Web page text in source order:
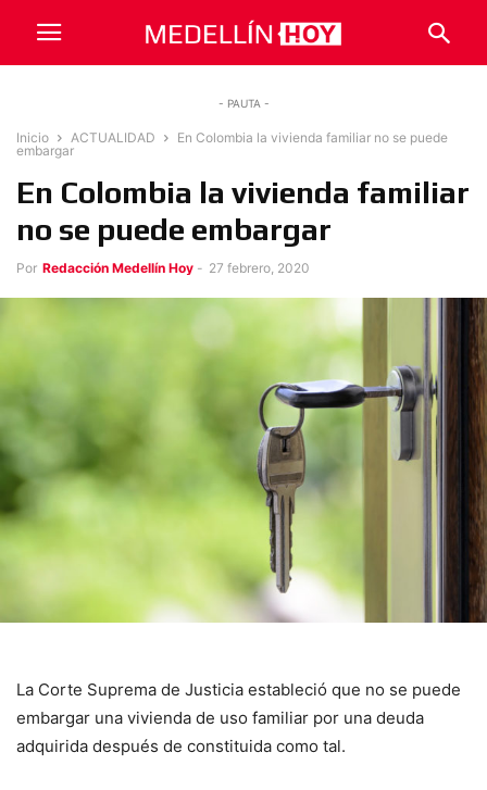
- PAUTA -
Inicio ACTUALIDAD
En Colombia la vivienda familiar no se puede
embargar
En Colombia la vivienda familiar
no se puede embargar
Por Redacción Medellín Hoy - 27 febrero, 2020
La Corte Suprema de Justicia estableció que no se puede
embargar una vivienda de uso familiar por una deuda
adquirida después de constituida como tal.